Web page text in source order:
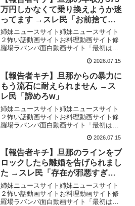
たはどう感じるでしょうか...
万円しかなくて乗り換えようか迷
ってます →スレ民「お前捨てら
れるよ」
姉妹ニュースサイト姉妹ニュースサイト
２怖い話動画サイトお料理動画サイト修
羅場ラバンバ面白動画サイト「最初はた
進むにつれて、衝撃の事実が明らかにな
ります。今回の修羅場ストーリー、あな
たはどう感じるでしょうか...
2026.07.15
【報告者キチ】旦那からの暴力に
もう流石に耐えられません →ス
レ民「諦めろw」
姉妹ニュースサイト姉妹ニュースサイト
２怖い話動画サイトお料理動画サイト修
羅場ラバンバ面白動画サイト「最初はた
進むにつれて、衝撃の事実が明らかにな
ります。今回の修羅場ストーリー、あな
たはどう感じるでしょうか...
2026.07.15
【報告者キチ】旦那のラインをブ
ロックしたら離婚を告げられまし
た →スレ民「存在が邪悪すぎ
る」
姉妹ニュースサイト姉妹ニュースサイト
２怖い話動画サイトお料理動画サイト修
羅場ラバンバ面白動画サイト「最初はた